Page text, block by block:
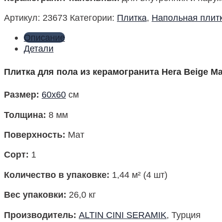
Артикул: 23673 Категории: Плитка, Напольная
Описание
Детали
Плитка для пола из керамогранита Hera Beige
Размер: 60х60 см
Толщина: 8 мм
Поверхность: Мат
Сорт: 1
Количество в упаковке: 1,44 м² (4 шт)
Вес упаковки: 26,0 кг
Производитель: ALTIN CINI SERAMIK, Турция